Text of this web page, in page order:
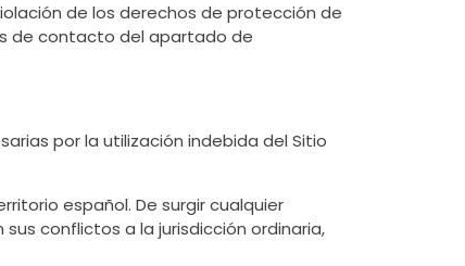
de los derechos de protección de
de contacto del apartado de
por la utilización indebida del Sitio
español. De surgir cualquier
conflictos a la jurisdicción ordinaria,